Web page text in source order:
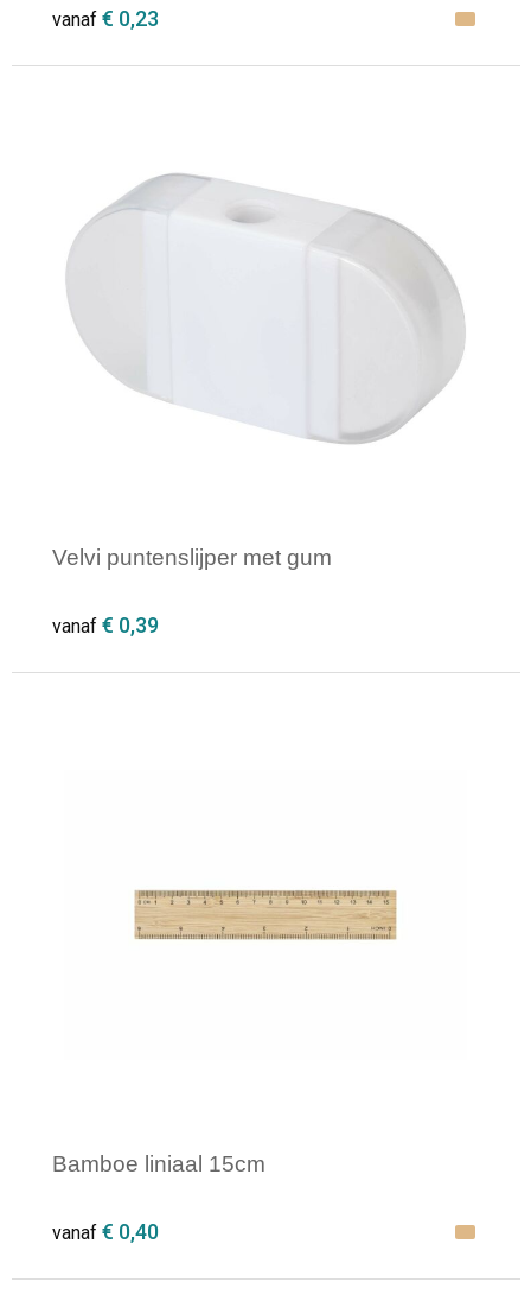
vanaf € 0,23
Velvi puntenslijper met gum
vanaf € 0,39
Bamboe liniaal 15cm
vanaf € 0,40